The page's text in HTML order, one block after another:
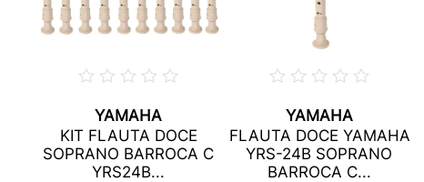
YAMAHA
KIT FLAUTA DOCE
SOPRANO BARROCA C
YRS24B...
YAMAHA
FLAUTA DOCE YAMAHA
YRS-24B SOPRANO
BARROCA C...